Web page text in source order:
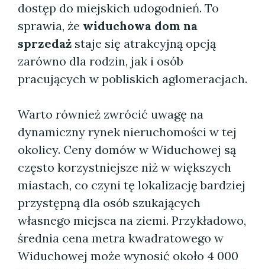
dostęp do miejskich udogodnień. To
sprawia, że widuchowa dom na
sprzedaż staje się atrakcyjną opcją
zarówno dla rodzin, jak i osób
pracujących w pobliskich aglomeracjach.
Warto również zwrócić uwagę na
dynamiczny rynek nieruchomości w tej
okolicy. Ceny domów w Widuchowej są
często korzystniejsze niż w większych
miastach, co czyni tę lokalizację bardziej
przystępną dla osób szukających
własnego miejsca na ziemi. Przykładowo,
średnia cena metra kwadratowego w
Widuchowej może wynosić około 4 000